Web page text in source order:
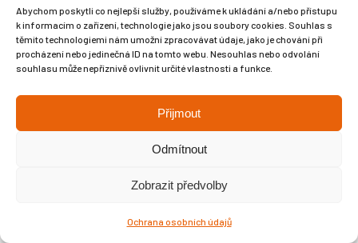
Abychom poskytli co nejlepší služby, používáme k ukládání a/nebo přístupu
k informacím o zařízení, technologie jako jsou soubory cookies. Souhlas s
těmito technologiemi nám umožní zpracovávat údaje, jako je chování při
procházení nebo jedinečná ID na tomto webu. Nesouhlas nebo odvolání
souhlasu může nepříznivě ovlivnit určité vlastnosti a funkce.
Přijmout
Odmítnout
Zobrazit předvolby
Ochrana osobních údajů